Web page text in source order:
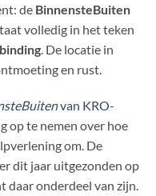
de BinnensteBuiten
volledig in het teken
. De locatie in
en rust.
van KRO-
op te nemen over hoe
om. De
dit jaar uitgezonden op
daar onderdeel van zijn.